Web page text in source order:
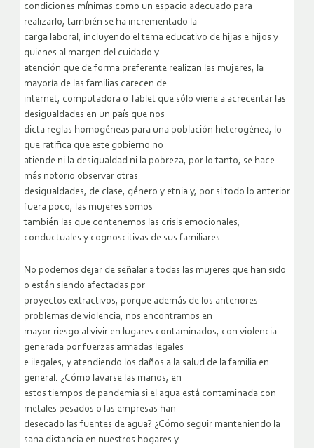
condiciones mínimas como un espacio adecuado para
realizarlo, también se ha incrementado la
carga laboral, incluyendo el tema educativo de hijas e hijos y
quienes al margen del cuidado y
atención que de forma preferente realizan las mujeres, la
mayoría de las familias carecen de
internet, computadora o Tablet que sólo viene a acrecentar las
desigualdades en un país que nos
dicta reglas homogéneas para una población heterogénea, lo
que ratifica que este gobierno no
atiende ni la desigualdad ni la pobreza, por lo tanto, se hace
más notorio observar otras
desigualdades; de clase, género y etnia y, por si todo lo anterior
fuera poco, las mujeres somos
también las que contenemos las crisis emocionales,
conductuales y cognoscitivas de sus familiares.
No podemos dejar de señalar a todas las mujeres que han sido
o están siendo afectadas por
proyectos extractivos, porque además de los anteriores
problemas de violencia, nos encontramos en
mayor riesgo al vivir en lugares contaminados, con violencia
generada por fuerzas armadas legales
e ilegales, y atendiendo los daños a la salud de la familia en
general. ¿Cómo lavarse las manos, en
estos tiempos de pandemia si el agua está contaminada con
metales pesados o las empresas han
desecado las fuentes de agua? ¿Cómo seguir manteniendo la
sana distancia en nuestros hogares y